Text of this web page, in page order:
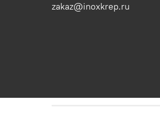
zakaz@inoxkrep.ru